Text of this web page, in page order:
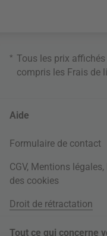
* Tous les prix
compris les Frais de
Aide
Formulaire de contact
CGV, Mentions légales,
des cookies
Droit de rétractation
Tout ce qui concerne